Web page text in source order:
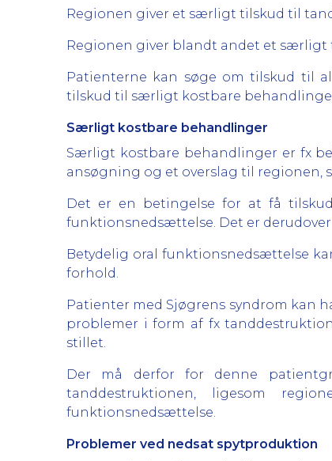
Regionen giver et særligt tilskud til
Regionen giver blandt andet et særligt
Patienterne kan søge om tilskud til
tilskud til særligt kostbare
Særligt kostbare behandlinger
Særligt kostbare behandlinger er fx
ansøgning og et overslag til regionen,
Det er en betingelse for at få
funktionsnedsættelse. Det er
Betydelig oral funktionsnedsættelse
forhold.
Patienter med Sjøgrens syndrom kan
problemer i form af fx
stillet.
Der må derfor for denne
tanddestruktionen, ligesom
funktionsnedsættelse.
Problemer ved nedsat spytproduktion